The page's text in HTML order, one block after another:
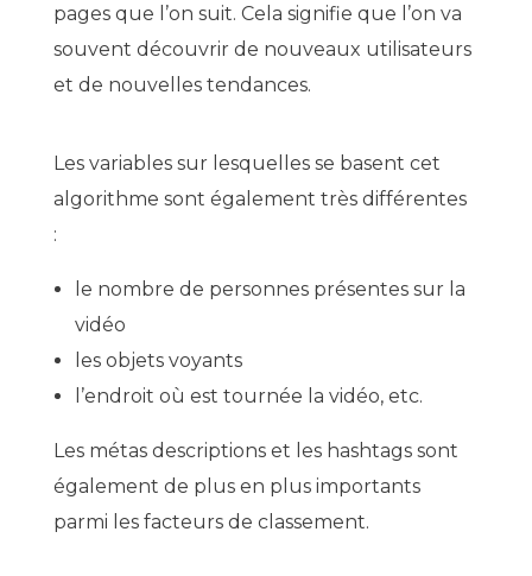
pages que l’on suit. Cela signifie que l’on va
souvent découvrir de nouveaux utilisateurs
et de nouvelles tendances.
Les variables sur lesquelles se basent cet
algorithme sont également très différentes
:
le nombre de personnes présentes sur la
vidéo
les objets voyants
l’endroit où est tournée la vidéo, etc.
Les métas descriptions et les hashtags sont
également de plus en plus importants
parmi les facteurs de classement.